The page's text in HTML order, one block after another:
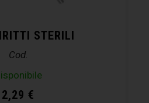
STERILI
Cod.
2,29 €